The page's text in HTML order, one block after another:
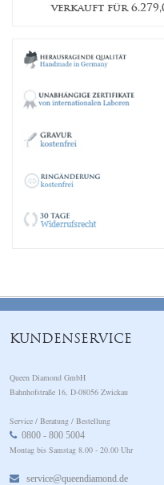
verkauft für
KUNDENSERVICE
Queen Diamond GmbH
Bahnhofstraße 16, D-08056 Zwickau
Service / Beratung / Bestellung
0800 - 800 5004
Montag bis Samstag 8.00 - 20.00 Uhr
service@queendiamond.de